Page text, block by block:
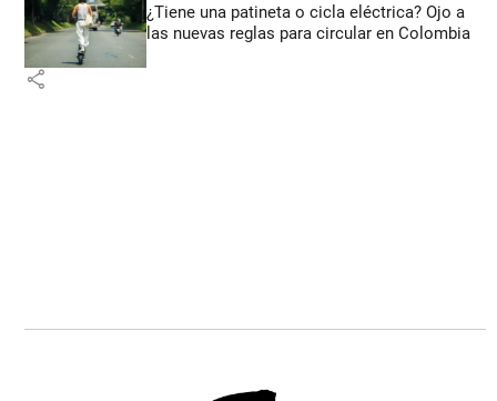
¿Tiene una patineta o cicla eléctrica? Ojo a
las nuevas reglas para circular en Colombia
share